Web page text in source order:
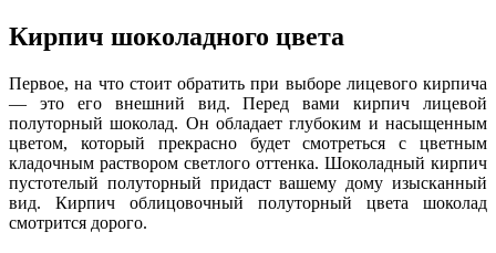
Кирпич шоколадного цвета
Первое, на что стоит обратить при выборе лицевого кирпича
— это его внешний вид. Перед вами кирпич лицевой
полуторный шоколад. Он обладает глубоким и насыщенным
цветом, который прекрасно будет смотреться с цветным
кладочным раствором светлого оттенка. Шоколадный кирпич
пустотелый полуторный придаст вашему дому изысканный
вид. Кирпич облицовочный полуторный цвета шоколад
смотрится дорого.